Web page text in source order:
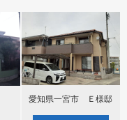
愛知県一宮市 Ｅ様邸